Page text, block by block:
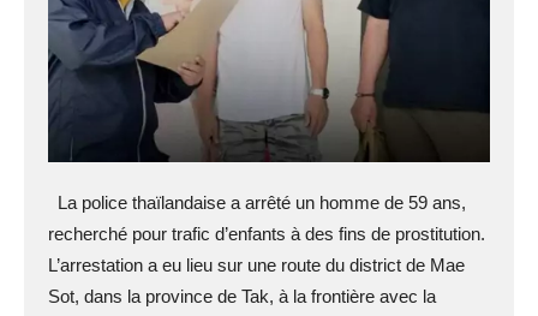
La police thaïlandaise a arrêté un homme de 59 ans,
recherché pour trafic d’enfants à des fins de prostitution.
L’arrestation a eu lieu sur une route du district de Mae
Sot, dans la province de Tak, à la frontière avec la